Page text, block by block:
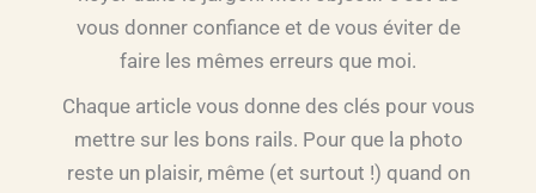
vous donner confiance et de vous éviter de
faire les mêmes erreurs que moi.
Chaque article vous donne des clés pour vous
mettre sur les bons rails. Pour que la photo
reste un plaisir, même (et surtout !) quand on